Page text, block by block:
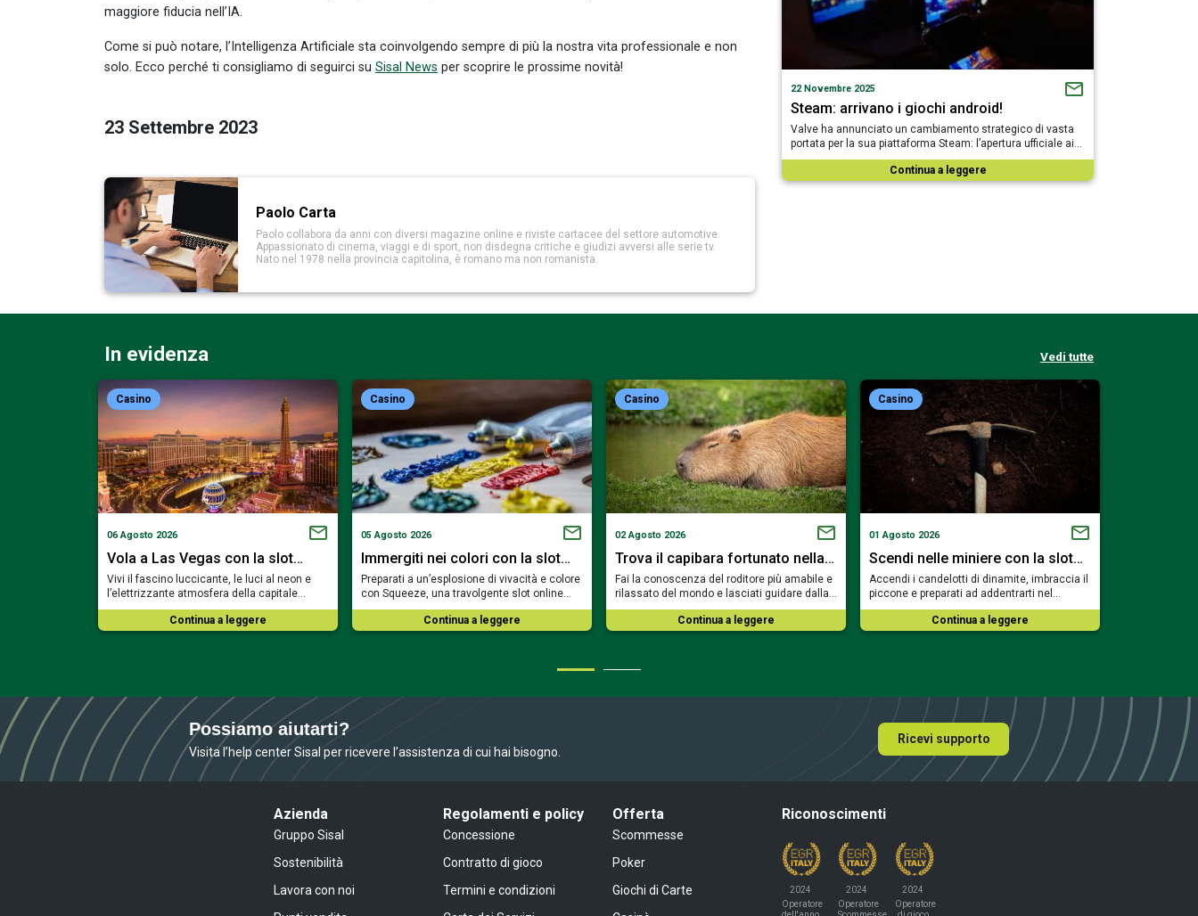
maggiore fiducia nell’IA.
Come si può notare, l’Intelligenza Artificiale sta coinvolgendo sempre di più la nostra vita professionale e non
solo. Ecco perché ti consigliamo di seguirci su Sisal News per scoprire le prossime novità!
23 Settembre 2023
Paolo Carta
Paolo collabora da anni con diversi magazine online e riviste cartacee del settore automotive.
Appassionato di cinema, viaggi e di sport, non disdegna critiche e giudizi avversi alle serie tv.
Nato nel 1978 nella provincia capitolina, è romano ma non romanista.
22 Novembre 2025
Steam: arrivano i giochi android!
Valve ha annunciato un cambiamento strategico di vasta
portata per la sua piattaforma Steam: l’apertura ufficiale ai…
Continua a leggere
In evidenza Vedi tutte
Casino
06 Agosto 2026
Vola a Las Vegas con la slot…
Vivi il fascino luccicante, le luci al neon e
l’elettrizzante atmosfera della capitale…
Continua a leggere
Casino
05 Agosto 2026
Immergiti nei colori con la slot…
Preparati a un’esplosione di vivacità e colore
con Squeeze, una travolgente slot online…
Continua a leggere
Casino
02 Agosto 2026
Trova il capibara fortunato nella…
Fai la conoscenza del roditore più amabile e
rilassato del mondo e lasciati guidare dalla…
Continua a leggere
Casino
01 Agosto 2026
Scendi nelle miniere con la slot…
Accendi i candelotti di dinamite, imbraccia il
piccone e preparati ad addentrarti nel…
Continua a leggere
Possiamo aiutarti?
Visita l’help center Sisal per ricevere l’assistenza di cui hai bisogno.
Ricevi supporto
Azienda
Gruppo Sisal
Sostenibilità
Lavora con noi
Regolamenti e policy
Concessione
Contratto di gioco
Termini e condizioni
Offerta
Scommesse
Poker
Giochi di Carte
Riconoscimenti
2024
Operatore
2024
Operatore
2024
Operatore